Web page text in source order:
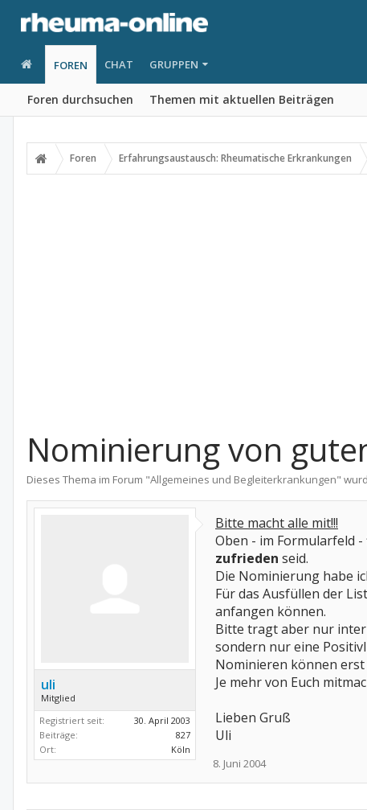
FOREN
Foren durchsuchen Themen mit aktuellen Beiträgen
CHAT GRUPPEN
Foren Erfahrungsaustausch: Rheumatische Erkrankungen
Nominierung von
Dieses Thema im Forum "Allgemeines und Begleiterkrankungen"
uli
Mitglied
Registriert seit:
30. April 2003
Beiträge:
827
Ort:
Köln
Bitte macht alle mit!!!
Oben - im Formularfeld
zufrieden seid.
Die Nominierung habe
Für das Ausfüllen der
anfangen können.
Bitte tragt aber nur
sondern nur eine
Nominieren können erst
Je mehr von Euch
Lieben Gruß
Uli
8. Juni 2004